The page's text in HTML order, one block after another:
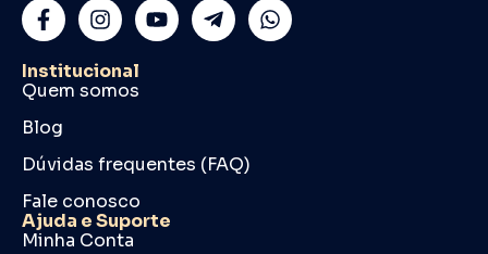
Institucional
Quem somos
Blog
Dúvidas frequentes (FAQ)
Fale conosco
Ajuda e Suporte
Minha Conta